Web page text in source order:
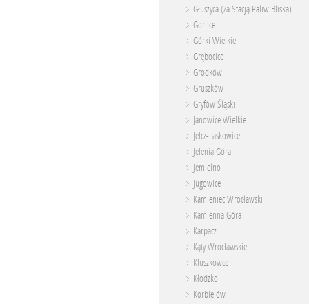
Głuszyca (Za Stacją Paliw Bliska)
Gorlice
Górki Wielkie
Grębocice
Grodków
Gruszków
Gryfów Śląski
Janowice Wielkie
Jelcz-Laskowice
Jelenia Góra
Jemielno
Jugowice
Kamieniec Wrocławski
Kamienna Góra
Karpacz
Kąty Wrocławskie
Kluszkowce
Kłodzko
Korbielów